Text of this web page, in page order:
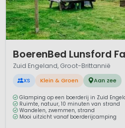
BoerenBed Lunsford
Zuid Engeland, Groot-Brittannië
XS Klein & Groen Aan zee
Glamping op een boerderij in Zuid
Ruimte, natuur, 10 minuten van strand
Wandelen, zwemmen, strand
Mooi uitzicht vanaf boerderijcamping